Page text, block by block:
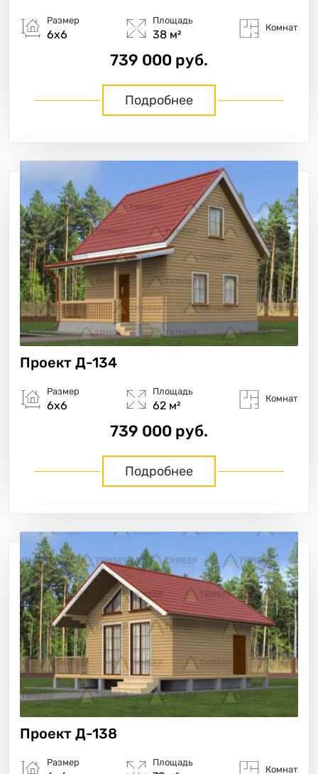
Размер
6х6
Площадь
38 м²
Комнат
739 000 руб.
Подробнее
Проект Д-134
Размер
6х6
Площадь
62 м²
Комнат
739 000 руб.
Подробнее
Проект Д-138
Размер Площадь
Комнат